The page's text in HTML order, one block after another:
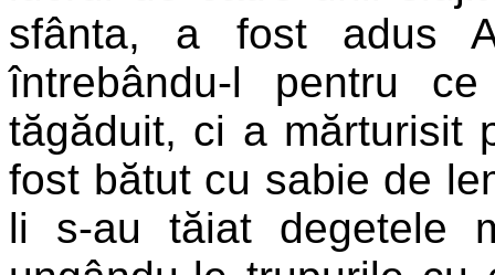
sfânta, a fost adus
întrebându-l pentru
tăgăduit, ci a mărturisit
fost bătut cu sabie de
li s-au tăiat degetele